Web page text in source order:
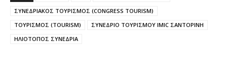
ΣΥΝΕΔΡΙΑΚΟΣ ΤΟΥΡΙΣΜΟΣ (CONGRESS TOURISM)
ΤΟΥΡΙΣΜΟΣ (TOURISM)
ΣΥΝΕΔΡΙΟ ΤΟΥΡΙΣΜΟΥ IMIC ΣΑΝΤΟΡΙΝΗ
ΗΛΙΟΤΟΠΟΣ ΣΥΝΕΔΡΙΑ